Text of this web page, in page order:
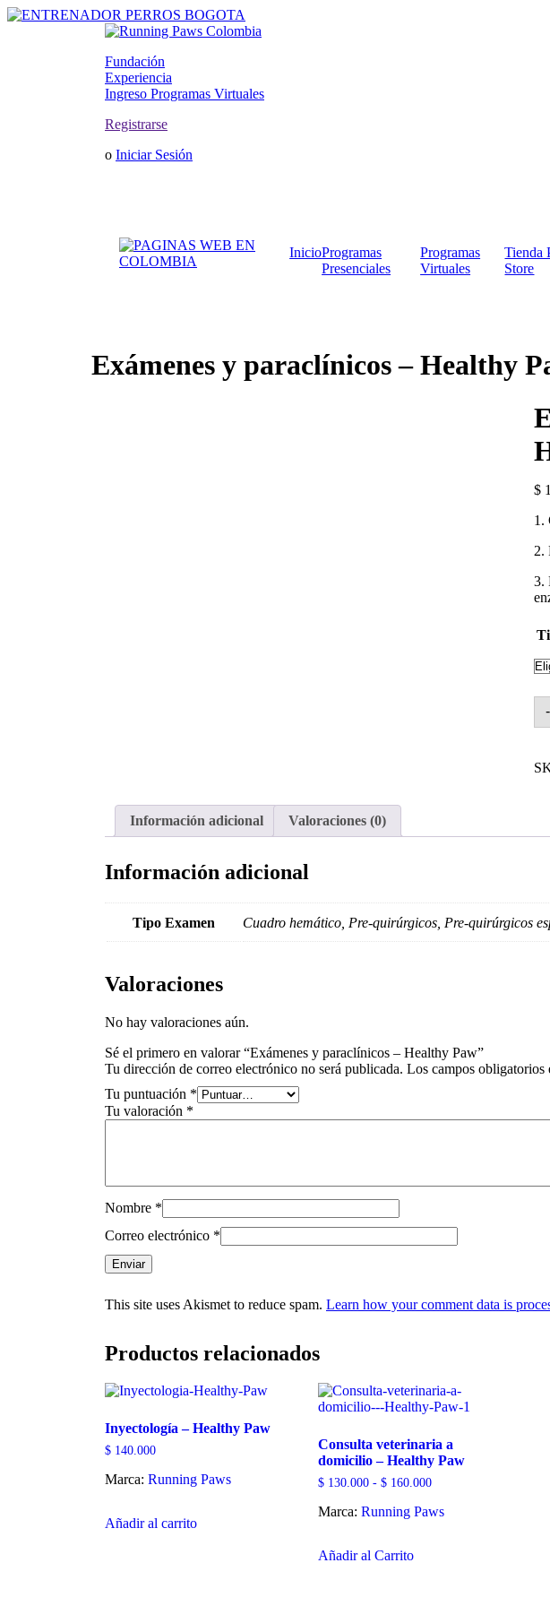
Fundación
Experiencia
Ingreso Programas Virtuales
Registrarse
o Iniciar Sesión
InicioProgramas
Presenciales
Programas
Virtuales
Tienda
Store
Exámenes y paraclínicos – Healthy
$
1.
2.
3.
-
Información adicional Valoraciones (0)
Información adicional
Tipo Examen Cuadro hemático, Pre-quirúrgicos, Pre-quirúrgicos
Valoraciones
No hay valoraciones aún.
Sé el primero en valorar “Exámenes y paraclínicos – Healthy Paw”
Tu dirección de correo electrónico no será publicada. Los campos obligatorios
Tu puntuación *
Tu valoración *
Nombre *
Correo electrónico *
This site uses Akismet to reduce spam. Learn how your comment data is
Productos relacionados
Inyectología – Healthy Paw
$ 140.000
Marca: Running Paws
Añadir al carrito
Consulta veterinaria a
domicilio – Healthy Paw
$ 130.000 - $ 160.000Rango
precios:
Marca:Running Paws
Añadir al Carritoproducto